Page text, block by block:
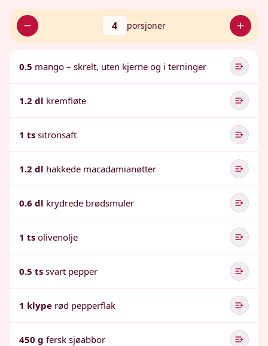
4 porsjoner
0.5 mango – skrelt, uten kjerne og i terninger
1.2 dl kremfløte
1 ts sitronsaft
1.2 dl hakkede macadamianøtter
0.6 dl krydrede brødsmuler
1 ts olivenolje
0.5 ts svart pepper
1 klype rød pepperflak
450 g fersk sjøabbor